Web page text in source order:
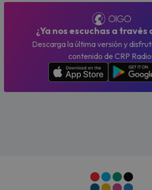
¿Ya nos escuchas a través
Descarga la última versión y
contenido de CRP